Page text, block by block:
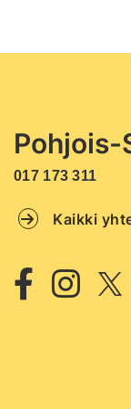
Pohjois-
017 173 311
Kaikki